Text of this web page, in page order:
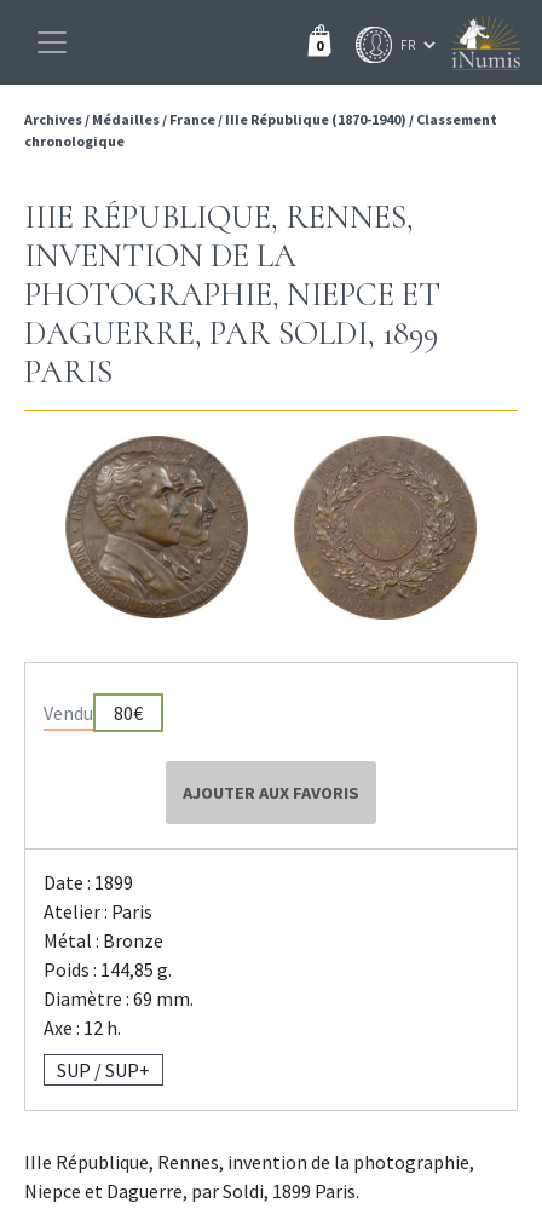
0
Archives/ Médailles/ France/ IIIe République (1870-1940) / Classement
chronologique
IIIE RÉPUBLIQUE, RENNES,
INVENTION DE LA
PHOTOGRAPHIE, NIEPCE ET
DAGUERRE, PAR SOLDI, 1899
PARIS
Vendu 80€
AJOUTER AUX FAVORIS
Date : 1899
Atelier : Paris
Métal : Bronze
Poids : 144,85 g.
Diamètre : 69 mm.
Axe : 12 h.
SUP / SUP+
IIIe République, Rennes, invention de la photographie,
Niepce et Daguerre, par Soldi, 1899 Paris.